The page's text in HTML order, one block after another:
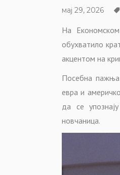
мај 29, 2026
На
обухватило
акцентом на
Посебна
евра и
да се
новчаница.